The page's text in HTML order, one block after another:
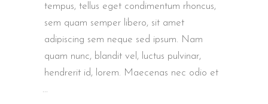
tempus, tellus eget condimentum rhoncus,
sem quam semper libero, sit amet
adipiscing sem neque sed ipsum. Nam
quam nunc, blandit vel, luctus pulvinar,
hendrerit id, lorem. Maecenas nec odio et